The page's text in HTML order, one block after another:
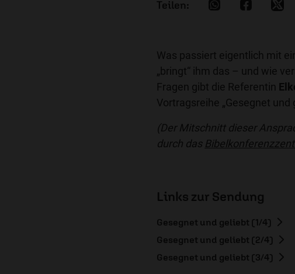
Was passiert eigentlich mit
„bringt“ ihm das – und wie
Fragen gibt die Referentin
Vortragsreihe „Gesegnet und
(Der Mitschnitt dieser
durch das
Links zur Sendung
Gesegnet und geliebt (1/4)
Gesegnet und geliebt (2/4)
Gesegnet und geliebt (3/4)